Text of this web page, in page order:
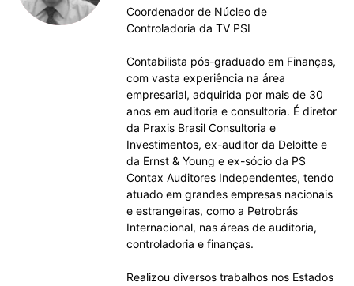
Coordenador de Núcleo de
Controladoria da TV PSI
Contabilista pós-graduado em Finanças,
com vasta experiência na área
empresarial, adquirida por mais de 30
anos em auditoria e consultoria. É diretor
da Praxis Brasil Consultoria e
Investimentos, ex-auditor da Deloitte e
da Ernst & Young e ex-sócio da PS
Contax Auditores Independentes, tendo
atuado em grandes empresas nacionais
e estrangeiras, como a Petrobrás
Internacional, nas áreas de auditoria,
controladoria e finanças.
Realizou diversos trabalhos nos Estados